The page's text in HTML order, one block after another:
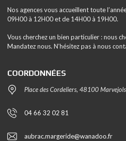
Nos agences vous accueillent toute
09H00 à 12H00 et de 14H00 à 19H00.
Vous cherchez un bien particulier : nous
Mandatez nous. N’hésitez pas à nous
COORDONNÉES
Place des Cordeliers, 48100 Marvejols
04 66 32 02 81
aubrac.margeride@wanadoo.fr